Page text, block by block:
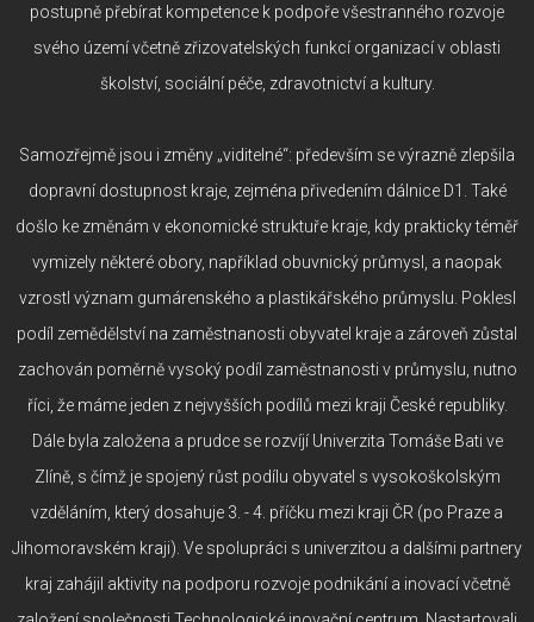
postupně přebírat kompetence k podpoře všestranného rozvoje
svého území včetně zřizovatelských funkcí organizací v oblasti
školství, sociální péče, zdravotnictví a kultury.
Samozřejmě jsou i změny „viditelné“: především se výrazně zlepšila
dopravní dostupnost kraje, zejména přivedením dálnice D1. Také
došlo ke změnám v ekonomické struktuře kraje, kdy prakticky téměř
vymizely některé obory, například obuvnický průmysl, a naopak
vzrostl význam gumárenského a plastikářského průmyslu. Poklesl
podíl zemědělství na zaměstnanosti obyvatel kraje a zároveň zůstal
zachován poměrně vysoký podíl zaměstnanosti v průmyslu, nutno
říci, že máme jeden z nejvyšších podílů mezi kraji České republiky.
Dále byla založena a prudce se rozvíjí Univerzita Tomáše Bati ve
Zlíně, s čímž je spojený růst podílu obyvatel s vysokoškolským
vzděláním, který dosahuje 3. - 4. příčku mezi kraji ČR (po Praze a
Jihomoravském kraji). Ve spolupráci s univerzitou a dalšími partnery
kraj zahájil aktivity na podporu rozvoje podnikání a inovací včetně